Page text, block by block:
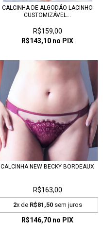
CALCINHA DE ALGODÃO LACINHO
CUSTOMIZÁVEL...
R$159,00
R$143,10 no PIX
CALCINHA NEW BECKY BORDEAUX
R$163,00
2x de R$81,50sem juros
R$146,70 no PIX